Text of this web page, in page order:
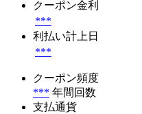
クーポン金利
***
利払い計上日
***
クーポン頻度
*** 年間回数
支払通貨